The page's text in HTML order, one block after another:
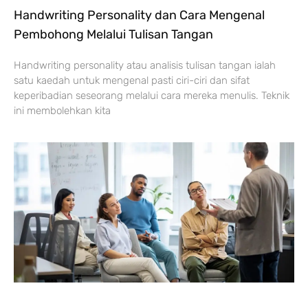
Handwriting Personality dan Cara Mengenal
Pembohong Melalui Tulisan Tangan
Handwriting personality atau analisis tulisan tangan ialah
satu kaedah untuk mengenal pasti ciri-ciri dan sifat
keperibadian seseorang melalui cara mereka menulis. Teknik
ini membolehkan kita